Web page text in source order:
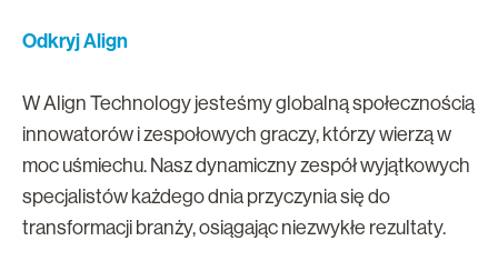
Odkryj Align
W Align Technology jesteśmy globalną społecznością
innowatorów i zespołowych graczy, którzy wierzą w
moc uśmiechu. Nasz dynamiczny zespół wyjątkowych
specjalistów każdego dnia przyczynia się do
transformacji branży, osiągając niezwykłe rezultaty.